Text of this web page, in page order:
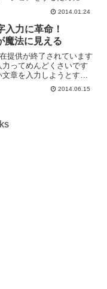
かり行なう必要がありま
ーションは準備が全てと
ありません。実は、こ
ションの準...
2014.01.24
入力に革命！
法に見える
提供が終了されています
力ってめんどくさいです
章を入力しようとする
マホじゃなくPC等キーボ
境で入力した方が楽だな
2014.06.15